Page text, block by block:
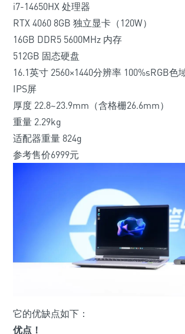
i7-14650HX 处理器
RTX 4060 8GB 独立显卡（120W）
16GB DDR5 5600MHz 内存
512GB 固态硬盘
16.1英寸 2560×1440分辨率 100%sRGB色
IPS屏
厚度 22.8~23.9mm （含格栅26.6mm）
重量 2.29kg
适配器重量 824g
参考售价6999元
它的优缺点如下：
优点！